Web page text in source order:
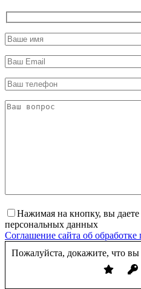
Нажимая на кнопку, вы даете
персональных данных
Соглашение сайта об
Пожалуйста, докажите, что вы